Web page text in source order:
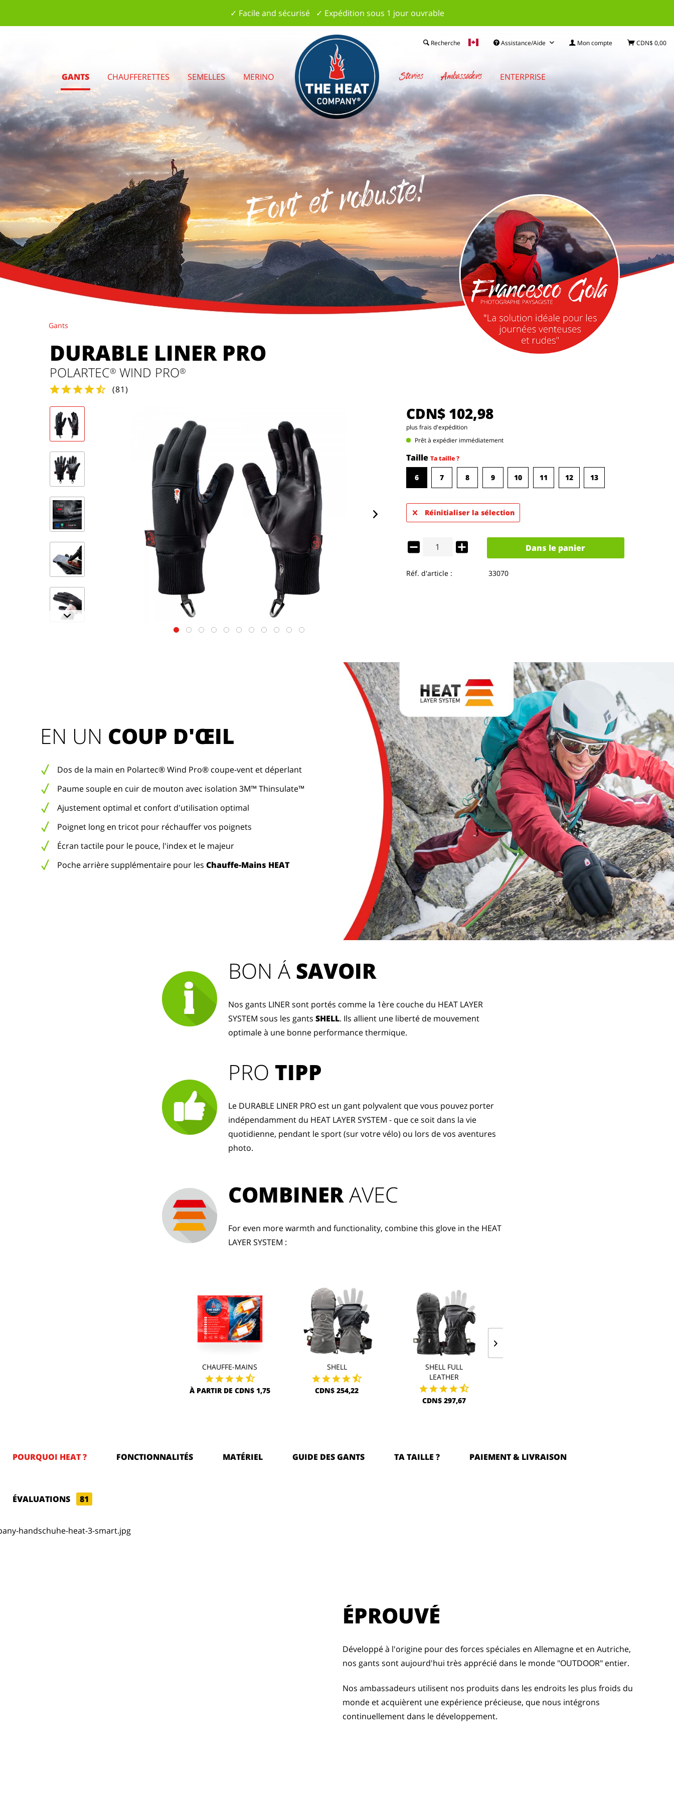
✓ Facile and sécurisé ✓ Expédition sous 1 jour ouvrable
Fort et robuste!
Assistance/Aide Mon compte CDN$ 0,00
Recherche
GANTS CHAUFFERETTES SEMELLES MERINO Stories Ambassadors ENTERPRISE
Gants
DURABLE LINER PRO
POLARTEC® WIND PRO®
(81)
CDN$ 102,98
plus frais d'expédition
Prêt à expédier immédiatement
Taille Ta taille ?
6 7 8 9 10 11 12 13
Réinitialiser la sélection
Dans le panier
Réf. d'article : 33070
EN UN COUP D'ŒIL
Dos de la main en Polartec® Wind Pro® coupe-vent et déperlant
Paume souple en cuir de mouton avec isolation 3M™ Thinsulate™
Ajustement optimal et confort d'utilisation optimal
Poignet long en tricot pour réchauffer vos poignets
Écran tactile pour le pouce, l'index et le majeur
Poche arrière supplémentaire pour les Chauffe-Mains HEAT
PRO TIPP
Le DURABLE LINER PRO est un gant polyvalent que vous pouvez porter
indépendamment du HEAT LAYER SYSTEM - que ce soit dans la vie
quotidienne, pendant le sport (sur votre vélo) ou lors de vos aventures
photo.
BON Á SAVOIR
Nos gants LINER sont portés comme la 1ère couche du HEAT LAYER
SYSTEM sous les gants SHELL. Ils allient une liberté de mouvement
optimale à une bonne performance thermique.
CHAUFFE-MAINS
À PARTIR DE CDN$ 1,75
SHELL
CDN$ 254,22
SHELL FULL
LEATHER
CDN$ 297,67
COMBINER AVEC
For even more warmth and functionality, combine this glove in the HEAT
LAYER SYSTEM :
POURQUOI HEAT ? FONCTIONNALITÉS MATÉRIEL GUIDE DES GANTS TA TAILLE ? PAIEMENT & LIVRAISON
ÉVALUATIONS 81
ÉPROUVÉ
Développé à l'origine pour des forces spéciales en Allemagne et en Autriche,
nos gants sont aujourd'hui très apprécié dans le monde "OUTDOOR" entier.
Nos ambassadeurs utilisent nos produits dans les endroits les plus froids du
monde et acquièrent une expérience précieuse, que nous intégrons
continuellement dans le développement.